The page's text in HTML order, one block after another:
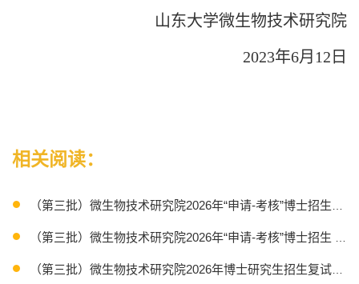
山东大学微生物技术研究院
2023年6月12日
相关阅读：
（第三批）微生物技术研究院2026年“申请-考核”博士招生成
（第三批）微生物技术研究院2026年“申请-考核”博士招生 材
（第三批）微生物技术研究院2026年博士研究生招生复试方案